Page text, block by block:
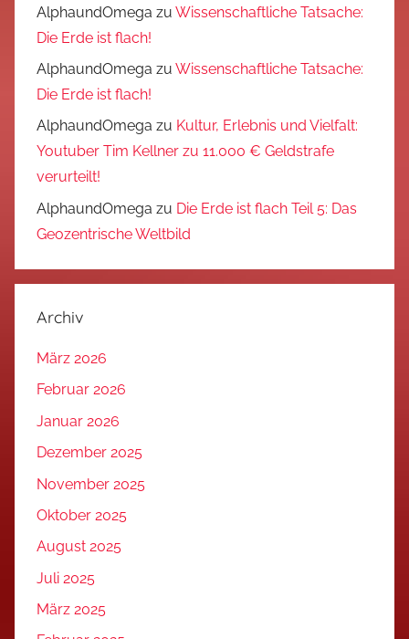
AlphaundOmega zu Wissenschaftliche Tatsache:
Die Erde ist flach!
AlphaundOmega zu Wissenschaftliche Tatsache:
Die Erde ist flach!
AlphaundOmega zu Kultur, Erlebnis und Vielfalt:
Youtuber Tim Kellner zu 11.000 € Geldstrafe
verurteilt!
AlphaundOmega zu Die Erde ist flach Teil 5: Das
Geozentrische Weltbild
Archiv
März 2026
Februar 2026
Januar 2026
Dezember 2025
November 2025
Oktober 2025
August 2025
Juli 2025
März 2025